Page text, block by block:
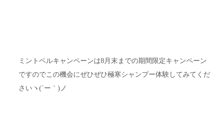
ミントベルキャンペーンは8月末までの期間限定キャンペーン
ですのでこの機会にぜひぜひ極寒シャンプー体験してみてくだ
さいヽ(´ー｀)ノ